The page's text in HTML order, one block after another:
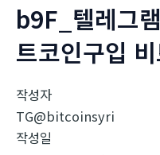
b9F_텔레그
트코인구입
작성자
TG@bitcoinsyri
작성일